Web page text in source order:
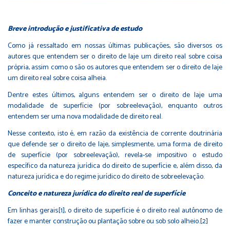
Breve introdução e justificativa de estudo
Como já ressaltado em nossas últimas publicações, são diversos os
autores que entendem ser o direito de laje um direito real sobre coisa
própria, assim como o são os autores que entendem ser o direito de laje
um direito real sobre coisa alheia.
Dentre estes últimos, alguns entendem ser o direito de laje uma
modalidade de superfície (por sobreelevação), enquanto outros
entendem ser uma nova modalidade de direito real.
Nesse contexto, isto é, em razão da existência de corrente doutrinária
que defende ser o direito de laje, simplesmente, uma forma de direito
de superfície (por sobreelevação), revela-se impositivo o estudo
específico da natureza jurídica do direito de superfície e, além disso, da
natureza jurídica e do regime jurídico do direito de sobreelevação.
Conceito e natureza jurídica do direito real de superfície
Em linhas gerais[1], o direito de superfície é o direito real autônomo de
fazer e manter construção ou plantação sobre ou sob solo alheio.[2]